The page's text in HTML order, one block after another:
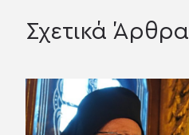
Σχετικά Άρθρα